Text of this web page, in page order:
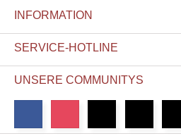
INFORMATION
SERVICE-HOTLINE
UNSERE COMMUNITYS